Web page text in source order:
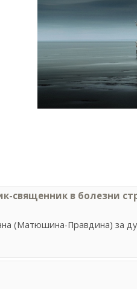
священник в болезни
(Матюшина-Правдина) за